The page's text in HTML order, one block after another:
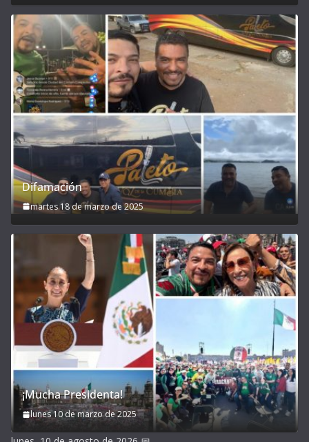
Difamación
martes 18 de marzo de 2025
¡Mucha Presidenta!
lunes 10 de marzo de 2025